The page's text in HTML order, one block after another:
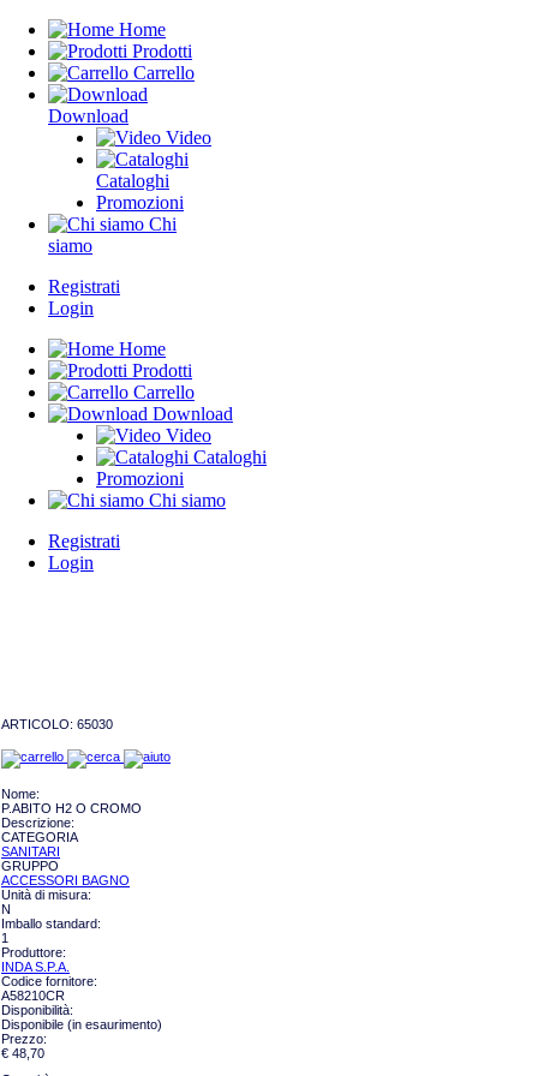
Home
Prodotti
Carrello
Download
Video
Cataloghi
Promozioni
Chi
siamo
Registrati
Login
Home
Prodotti
Carrello
Download
Video
Cataloghi
Promozioni
Chi siamo
Registrati
Login
ARTICOLO: 65030
Nome:
P.ABITO H2 O CROMO
Descrizione:
CATEGORIA
SANITARI
GRUPPO
ACCESSORI BAGNO
Unità di misura:
N
Imballo standard:
1
Produttore:
INDA S.P.A.
Codice fornitore:
A58210CR
Disponibilità:
Disponibile (in esaurimento)
Prezzo:
€ 48,70